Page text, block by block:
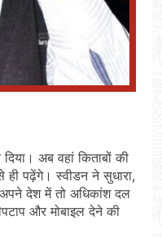
अब वहां किताबों की
ही पढ़ेंगे। स्वीडन ने सुधारा,
देश में तो अधिकांश दल
और मोबाइल देने की